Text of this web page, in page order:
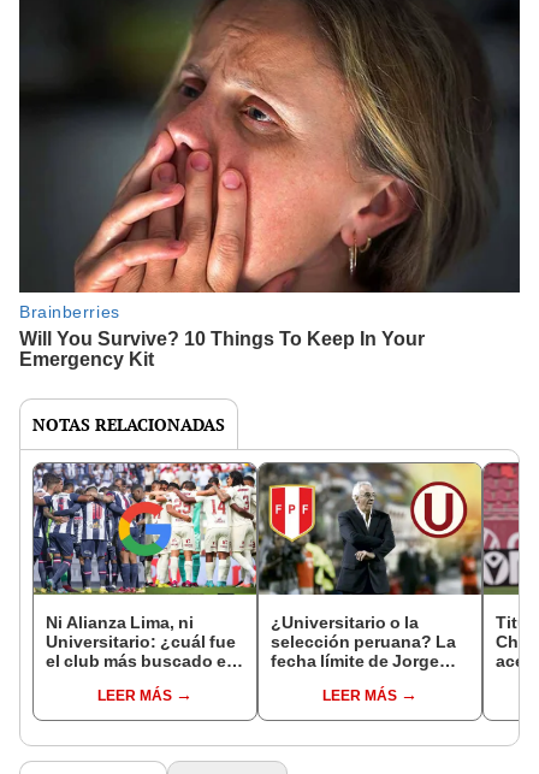
NOTAS RELACIONADAS
Ni Alianza Lima, ni
Universitario: ¿cuál fue
el club más buscado en
LEER MÁS
¿Universitario o la
selección peruana? La
fecha límite de Jorge
LEER MÁS